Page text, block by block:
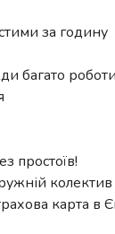
за годину
багато
простоїв!
карта в